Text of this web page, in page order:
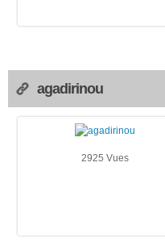
agadirinou
2925 Vues